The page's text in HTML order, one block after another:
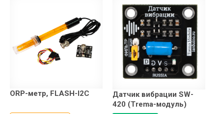
ORP-метр, FLASH-I2C
Датчик вибрации SW-
420 (Trema-модуль)